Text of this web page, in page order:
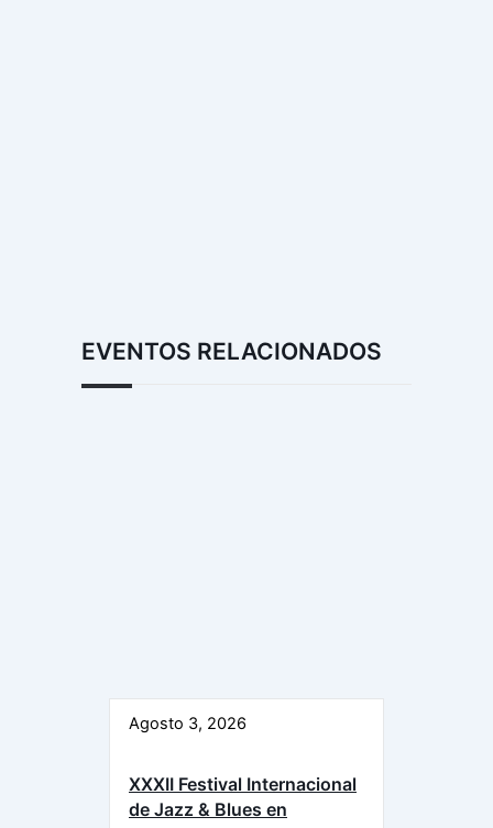
EVENTOS RELACIONADOS
Agosto 3, 2026
XXXII Festival Internacional
de Jazz & Blues en